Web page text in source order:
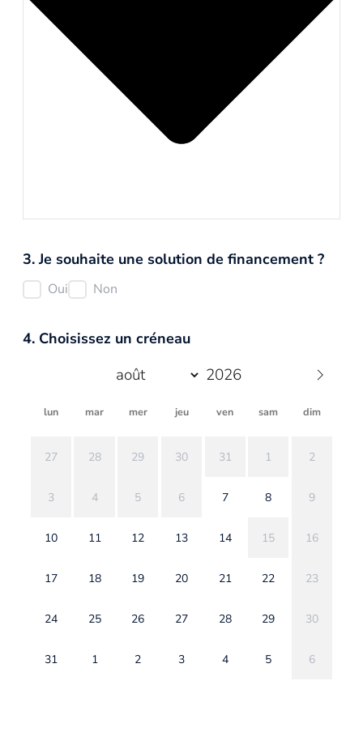
3. Je souhaite une solution de financement ?
Oui Non
4. Choisissez un créneau
lun mar mer jeu ven sam dim
27 28 29 30 31 1 2
3 4 5 6 7 8 9
10 11 12 13 14 15 16
17 18 19 20 21 22 23
24 25 26 27 28 29 30
31 1 2 3 4 5 6